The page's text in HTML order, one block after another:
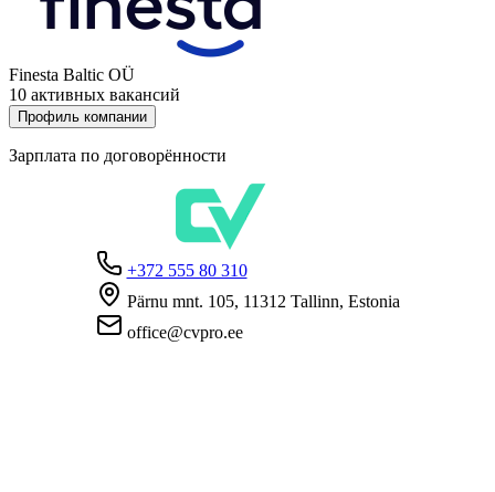
Finesta Baltic OÜ
10 активных вакансий
Профиль компании
Зарплата по договорённости
+372 555 80 310
Pärnu mnt. 105, 11312 Tallinn, Estonia
office@cvpro.ee